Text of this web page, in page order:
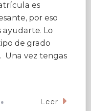
es
por eso
Lo
de grado
Una vez tengas
Leer